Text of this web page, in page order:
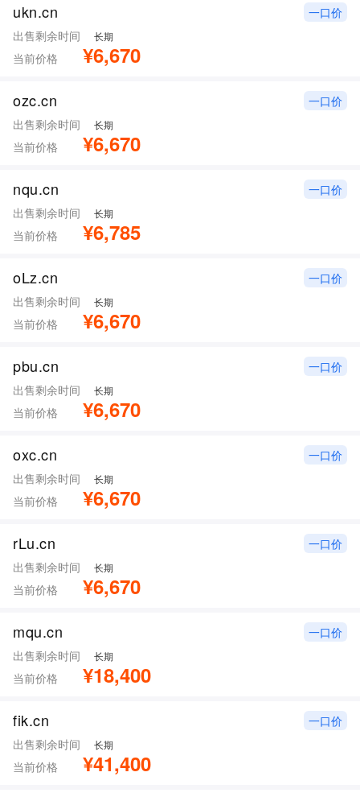
一口价
ukn.cn
出售剩余时间 长期
当前价格 ¥6,670
一口价
ozc.cn
出售剩余时间 长期
当前价格 ¥6,670
一口价
nqu.cn
出售剩余时间 长期
当前价格 ¥6,785
一口价
oLz.cn
出售剩余时间 长期
当前价格 ¥6,670
一口价
pbu.cn
出售剩余时间 长期
当前价格 ¥6,670
一口价
oxc.cn
出售剩余时间 长期
当前价格 ¥6,670
一口价
rLu.cn
出售剩余时间 长期
当前价格 ¥6,670
一口价
mqu.cn
出售剩余时间 长期
当前价格 ¥18,400
一口价
fik.cn
出售剩余时间 长期
当前价格 ¥41,400